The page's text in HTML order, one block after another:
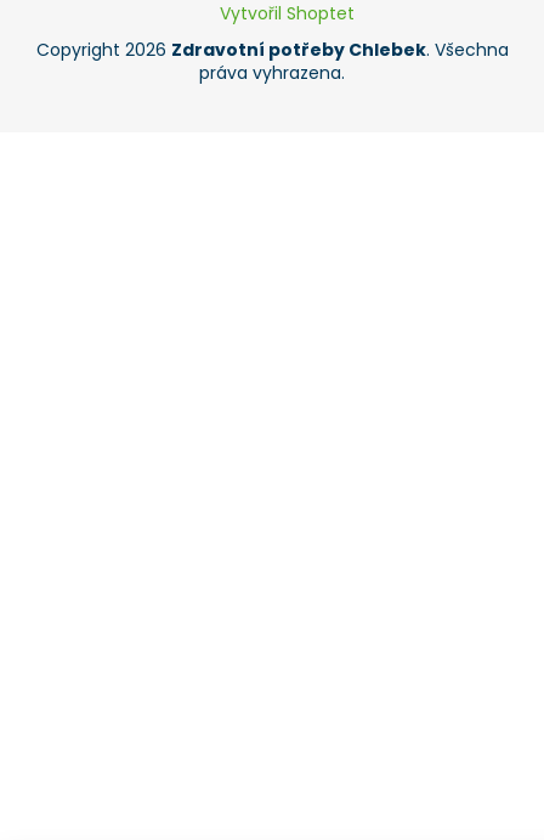
Vytvořil Shoptet
Copyright 2026 Zdravotní potřeby Chlebek. Všechna
práva vyhrazena.